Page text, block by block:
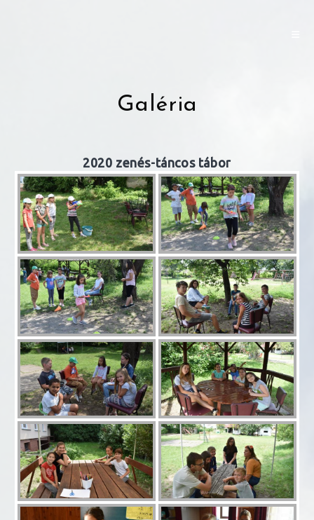
Galéria
2020 zenés-táncos tábor